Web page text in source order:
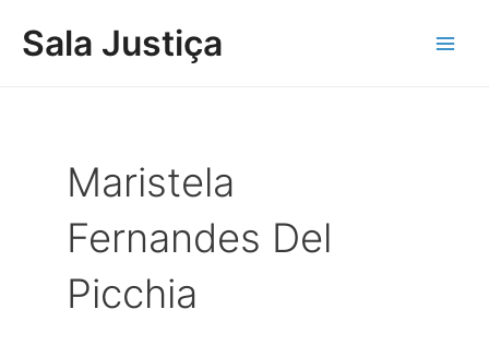
paraSala Justiça
Maristela
Fernandes Del
Picchia